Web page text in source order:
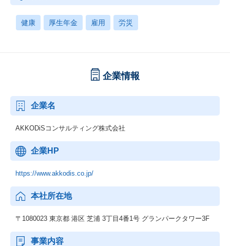
健康 厚生年金 雇用 労災
企業情報
企業名
AKKODiSコンサルティング株式会社
企業HP
https://www.akkodis.co.jp/
本社所在地
〒1080023 東京都 港区 芝浦 3丁目4番1号 グランパークタワー3F
事業内容